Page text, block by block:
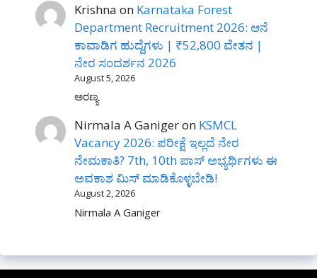
Krishna on Karnataka Forest
Department Recruitment 2026: ಆನೆ
ಕಾವಾಡಿಗ ಹುದ್ದೆಗಳು | ₹52,800 ವೇತನ |
ನೇರ ಸಂದರ್ಶನ 2026
August 5, 2026
ಅರಣ್ಯ
Nirmala A Ganigeron KSMCL
Vacancy 2026: ಪರೀಕ್ಷೆ ಇಲ್ಲದೆ ನೇರ
ನೇಮಕಾತಿ? 7th, 10th ಪಾಸ್ ಅಭ್ಯರ್ಥಿಗಳು ಈ
ಅವಕಾಶ ಮಿಸ್ ಮಾಡಿಕೊಳ್ಳಬೇಡಿ!
August 2, 2026
Nirmala A Ganiger